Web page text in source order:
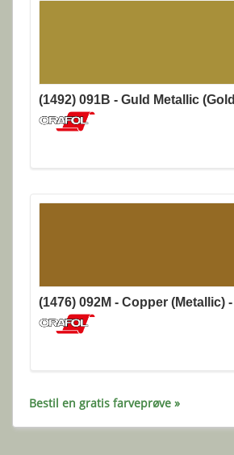
(1492) 091B - Guld Metallic
(1476) 092M - Copper (Metallic)
Bestil en gratis farveprøve »